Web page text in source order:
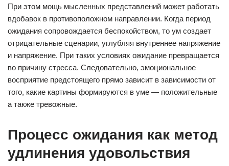
При этом мощь мысленных представлений может работать
вдобавок в противоположном направлении. Когда период
ожидания сопровождается беспокойством, то ум создает
отрицательные сценарии, углубляя внутреннее напряжение
и напряжение. При таких условиях ожидание превращается
во причину стресса. Следовательно, эмоциональное
восприятие предстоящего прямо зависит в зависимости от
того, какие картины формируются в уме — положительные
а также тревожные.
Процесс ожидания как метод
удлинения удовольствия